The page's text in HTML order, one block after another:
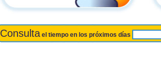
Consulta el tiempo en los próximos días